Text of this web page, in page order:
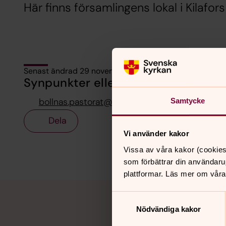
Samtycke
Vi använder kakor
Vissa av våra kakor
som förbättrar din
plattformar. Läs mer om
Nödvändiga kakor
Här finns församlingens lokal i Kilafors
Senast ändrad 29 november 2017
Synpunkter eller frågor på sidans
bollnas.pastorat@svenskakyrkan.se
Dela